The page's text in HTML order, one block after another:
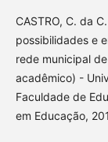
CASTRO, C. da
possibilidades e
rede municipal
acadêmico) -
Faculdade de
em Educação,